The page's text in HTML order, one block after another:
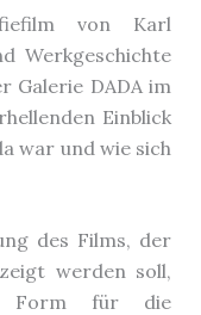
von Karl
Werkgeschichte
Galerie DADA im
Einblick
war und wie sich
des Films, der
werden soll,
Form für die